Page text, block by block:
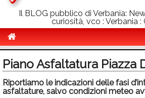
Il BLOG pubblico di Verbania:
curiosità, vco : Verbania :
Politica
Sport
Piano Asfaltatura Piazza
Riportiamo le indicazioni delle fasi
asfaltature, salvo condizioni meteo